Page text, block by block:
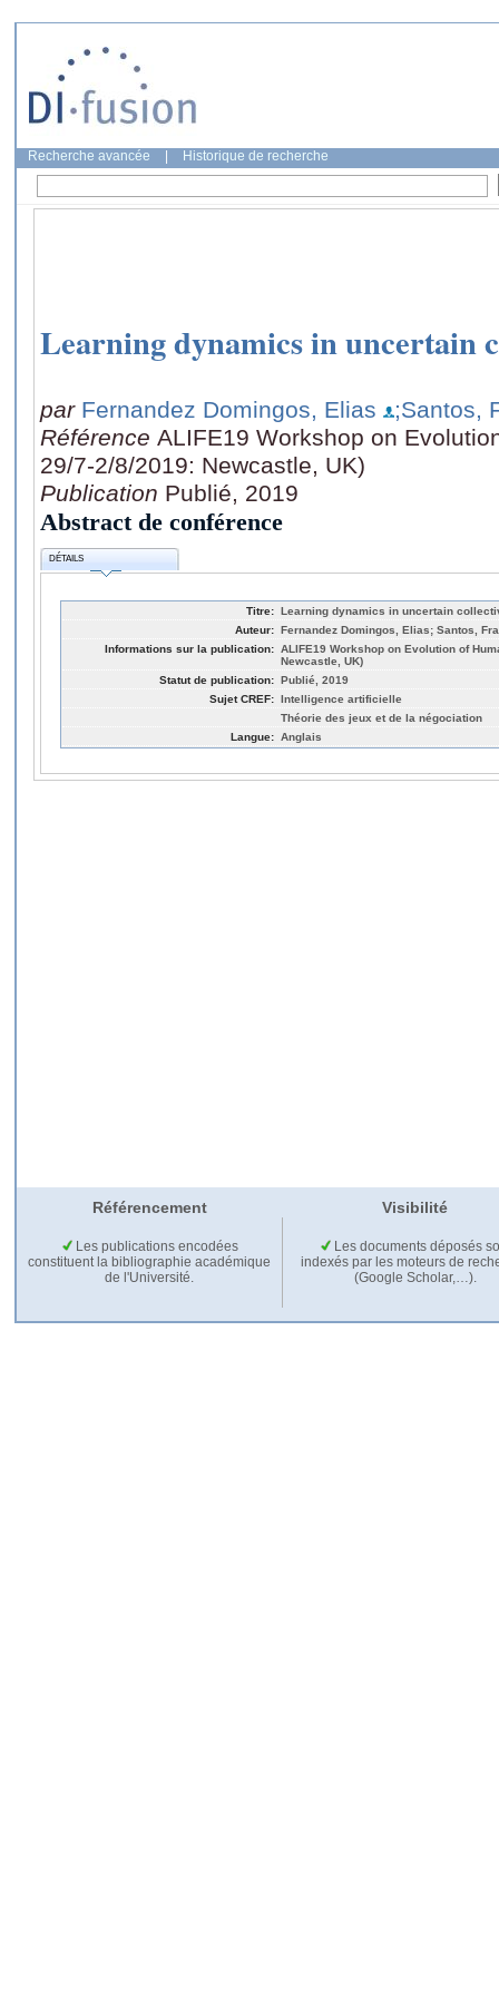
Recherche avancée Historique de recherche
Learning dynamics in uncertain
par Fernandez Domingos, Elias
;Santos,
Référence ALIFE19 Workshop on
29/7-2/8/2019: Newcastle, UK)
Publication Publié, 2019
Abstract de conférence
DÉTAILS
Titre: Learning dynamics in uncertain
Auteur: Fernandez Domingos, Elias; Santos,
Informations sur la publication: ALIFE19 Workshop on Evolution of
Newcastle, UK)
Statut de publication: Publié, 2019
Sujet CREF: Intelligence artificielle
Théorie des jeux et de la négociation
Langue: Anglais
Référencement Visibilité
Les publications encodées
constituent la bibliographie académique
de l'Université.
Les documents déposés
indexés par les moteurs de
(Google Scholar,…).